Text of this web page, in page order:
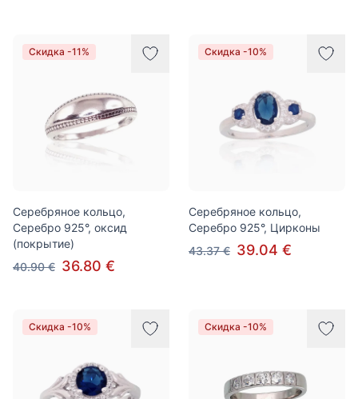
Скидка -11%
Серебряное кольцо,
Серебро 925°, оксид
(покрытие)
40.90 € 36.80 €
Скидка -10%
Серебряное кольцо,
Серебро 925°, Цирконы
43.37 € 39.04 €
Скидка -10% Скидка -10%